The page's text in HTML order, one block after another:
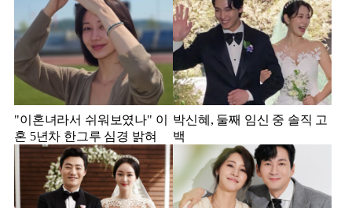
"이혼녀라서 쉬워보였나" 이
혼 5년차 한그루 심경 밝혀
박신혜, 둘째 임신 중 솔직 고
백